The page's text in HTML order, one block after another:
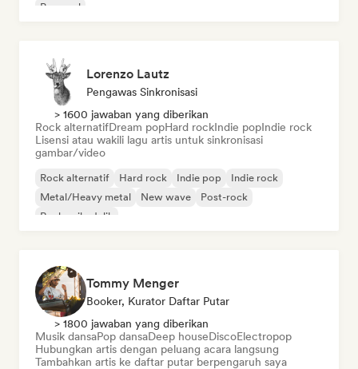
Pop soul
Lorenzo Lautz
Pengawas Sinkronisasi
> 1600 jawaban yang diberikan
Rock alternatifDream popHard rockIndie popIndie rock
Lisensi atau wakili lagu artis untuk sinkronisasi
gambar/video
Rock alternatif Hard rock Indie pop
Indie rock
Metal/Heavy metal
New wave
Post-rock
Rock psikedelik
Tommy Menger
Booker, Kurator Daftar Putar
> 1800 jawaban yang diberikan
Musik dansaPop dansaDeep houseDiscoElectropop
Hubungkan artis dengan peluang acara langsung
Tambahkan artis ke daftar putar berpengaruh saya